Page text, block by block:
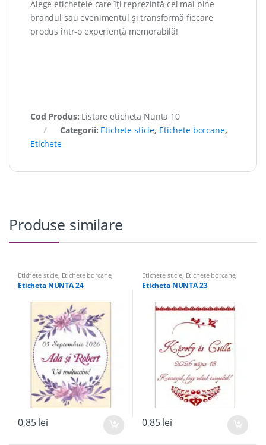
Alege etichetele care îți reprezintă cel mai bine
brandul sau evenimentul și transformă fiecare
produs într-o experiență memorabilă!
Cod Produs: Listare eticheta Nunta 10
Categorii: Etichete sticle, Etichete borcane,
Etichete
Produse similare
Etichete sticle, Etichete borcane,
Etichete
Eticheta NUNTA 24
0,85lei
Etichete sticle, Etichete borcane,
Etichete
Eticheta NUNTA 23
0,85lei